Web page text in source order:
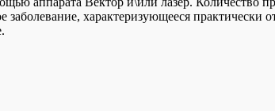
заболевание, характеризующееся